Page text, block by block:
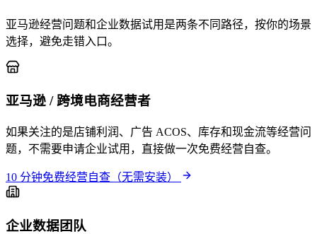
亚马逊经营问题和企业数据试用是两条不同路径，按你的场景
选择，避免走错入口。
亚马逊 / 跨境电商经营者
如果关注的是店铺利润、广告 ACOS、库存和现金流等经营问
题，不需要申请企业试用，直接做一次免费经营自查。
10 分钟免费经营自查（无需安装）
企业数据团队